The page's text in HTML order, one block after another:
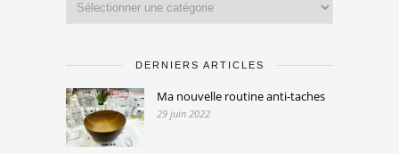
DERNIERS ARTICLES
Ma nouvelle routine anti-taches
29 juin 2022